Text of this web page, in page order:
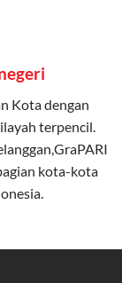
Kota dengan
terpencil.
kota-kota